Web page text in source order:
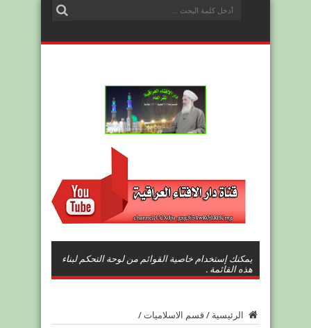
يمكنك إستخدام خاصية القوائم من لوحة التحكم لبناء
هذه القائمة .
الرئيسية / قسم الاسلاميات /